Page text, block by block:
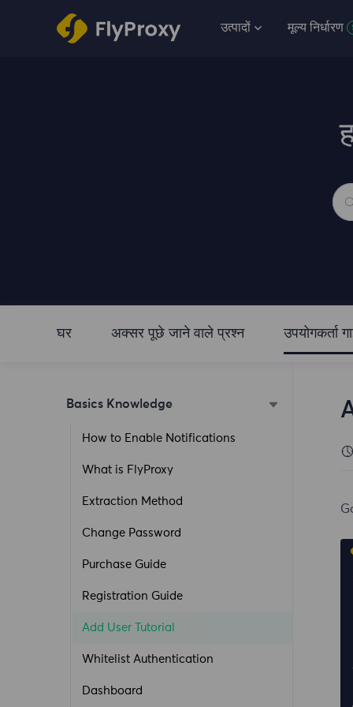
उत्पादों मूल्य निर्धारण
घर अक्सर पूछे जाने वाले प्रश्न उपयोगकर्ता
Basics Knowledge
How to Enable Notifications
What is FlyProxy
Extraction Method
Change Password
Purchase Guide
Registration Guide
Add User Tutorial
Whitelist Authentication
Dashboard